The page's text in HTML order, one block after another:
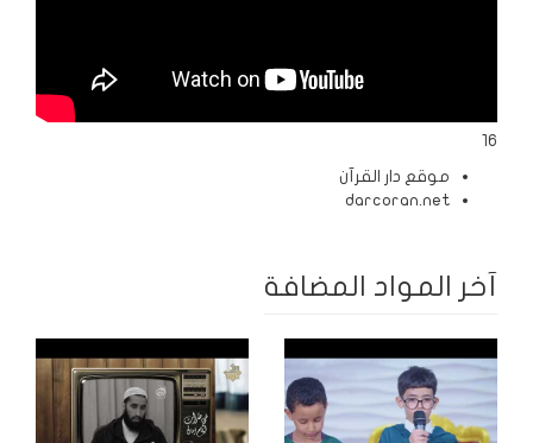
16
موقع دار القرآن
darcoran.net
آخر المواد المضافة